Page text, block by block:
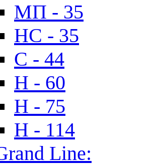
МП - 35
HC - 35
C - 44
H - 60
H - 75
H - 114
Line: